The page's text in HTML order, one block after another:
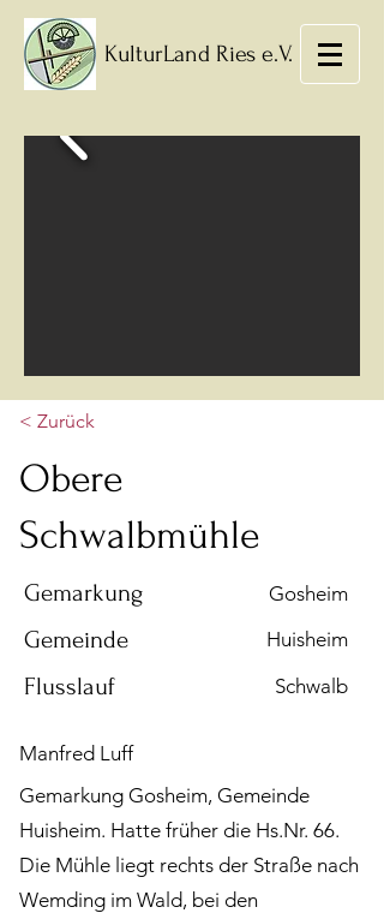
KulturLand Ries e.V.
< Zurück
Obere
Schwalbmühle
Gosheim
Gemarkung
Huisheim
Gemeinde
Schwalb
Flusslauf
Manfred Luff
Gemarkung Gosheim, Gemeinde
Huisheim. Hatte früher die Hs.Nr. 66.
Die Mühle liegt rechts der Straße nach
Wemding im Wald, bei den